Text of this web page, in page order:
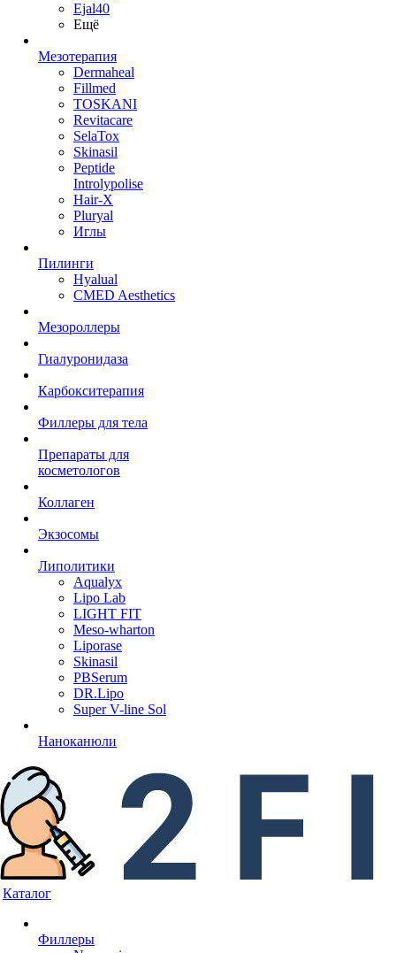
Ejal40
Ещё
Мезотерапия
Dermaheal
Fillmed
TOSKANI
Revitacare
SelaTox
Skinasil
Peptide
Introlypolise
Hair-X
Pluryal
Иглы
Пилинги
Hyalual
CMED Aesthetics
Мезороллеры
Гиалуронидаза
Карбокситерапия
Филлеры для тела
Препараты для
косметологов
Коллаген
Экзосомы
Липолитики
Aqualyx
Lipo Lab
LIGHT FIT
Meso-wharton
Liporase
Skinasil
PBSerum
DR.Lipo
Super V-line Sol
Наноканюли
Каталог
Филлеры